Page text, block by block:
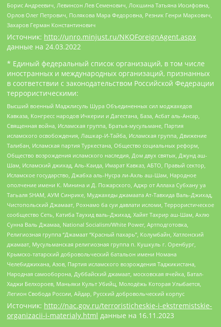
Борис Андреевич, Левинсон Лев Семенович, Локшина Татьяна Иосифовна,
Орлов Олег Петрович, Полякова Мара Федоровна, Резник Генри Маркович,
Захаров Герман Константинович
Источник: http://unro.minjust.ru/NKOForeignAgent.aspx
данные на 24.03.2022
* Единый федеральный список организаций, в том числе
иностранных и международных организаций, признанных
в соответствии с законодательством Российской Федерации
террористическими:
Высший военный Маджлисуль Шура Объединенных сил моджахедов
Кавказа, Конгресс народов Ичкерии и Дагестана, База, Асбат аль-Ансар,
Священная война, Исламская группа, Братья-мусульмане, Партия
исламского освобождения, Лашкар-И-Тайба, Исламская группа, Движение
Талибан, Исламская партия Туркестана, Общество социальных реформ,
Общество возрождения исламского наследия, Дом двух святых, Джунд аш-
Шам, Исламский джихад, Аль-Каида, Имарат Кавказ, АБТО, Правый сектор,
Исламское государство, Джабха аль-Нусра ли-Ахль аш-Шам, Народное
ополчение имени К. Минина и Д. Пожарского, Аджр от Аллаха Субхану уа
Тагьаля SHAM, АУМ Синрике, Муджахеды джамаата Ат-Тавхида Валь-Джихад,
Чистопольский Джамаат, Рохнамо ба суи давлати исломи, Террористическое
сообщество Сеть, Катиба Таухид валь-Джихад, Хайят Тахрир аш-Шам, Ахлю
Сунна Валь Джамаа, National Socialism/White Power, Артподготовка,
Религиозная группа “Джамаат “Красный пахарь”, Колумбайн, Хатлонский
джамаат, Мусульманская религиозная группа п. Кушкуль г. Оренбург,
Крымско-татарский добровольческий батальон имени Номана
Челебиджихана, Азов, Партия исламского возрождения Таджикистана,
Народная самооборона, Дуббайский джамаат, московская ячейка, Батал-
Хаджи Белхороев, Маньяки Культ Убийц, Молодёжь Которая Улыбается,
Легион Свобода России, Айдар, Русский добровольческий корпус
Источник: http://nac.gov.ru/terroristicheskie-i-ekstremistskie-
organizacii-i-materialy.html данные на 16.11.2023